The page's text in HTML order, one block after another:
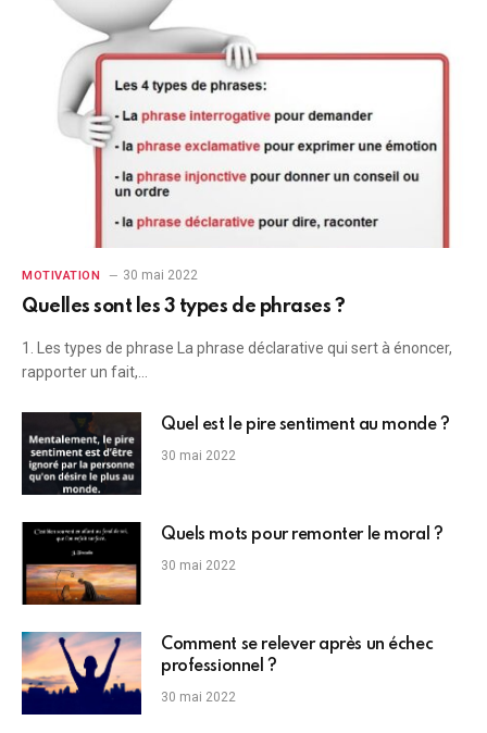
MOTIVATION 30 mai 2022
Quelles sont les 3 types de phrases ?
1. Les types de phrase La phrase déclarative qui sert à énoncer,
rapporter un fait,…
Quel est le pire sentiment au monde ?
30 mai 2022
Quels mots pour remonter le moral ?
30 mai 2022
Comment se relever après un échec
professionnel ?
30 mai 2022